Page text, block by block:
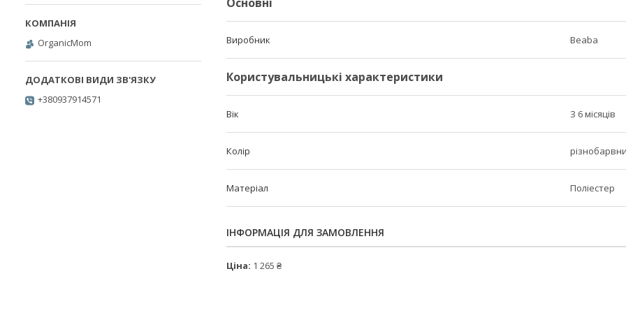
Виробник Beaba
Користувальницькі характеристики
Вік З 6 місяців
Колір
Матеріал Поліестер
ІНФОРМАЦІЯ ДЛЯ ЗАМОВЛЕННЯ
Ціна: 1 265 ₴
OrganicMom
+380937914571